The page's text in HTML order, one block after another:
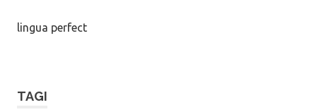
lingua perfect
TAGI